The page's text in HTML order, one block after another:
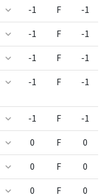
-1 F -1
-1 F -1
-1 F -1
-1 F -1
-1 F -1
0 F 0
0 F 0
0 F 0